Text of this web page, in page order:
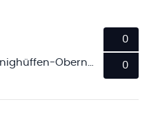
JSG Handball Löhne-Mennighüffen-Obernbeck
0
0